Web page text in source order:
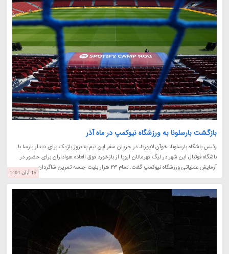
بازگشت بارسلونا به ورزشگاه نیوکمپ در ماه آذر
رئیس باشگاه بارسلونا، خوآن لاپورتا، در جریان سفر این تیم به بروژ بلژیک برای دیدار بارسا با
باشگاه فوتبال این شهر در لیگ قهرمانان اروپا از بازخورد فوق العاده هواداران برای حضور در
آزمایش عملیاتی ورزشگاه نیوکمپ گفت. تمام 23 هزار بلیت جلسه تمرین شاگردان...
15 آبان 1404